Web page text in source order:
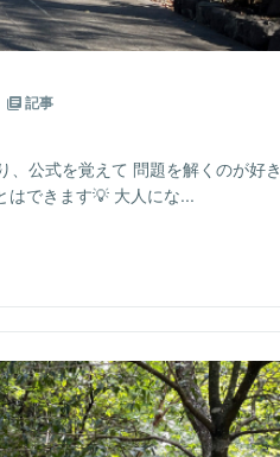
記事
公式を覚えて 問題を解くのが好き
はできます💡 大人にな...